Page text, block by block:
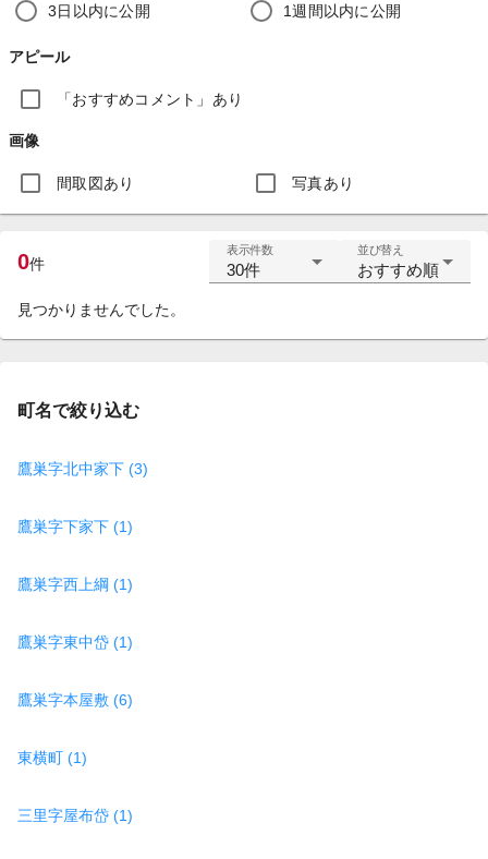
3日以内に公開 1週間以内に公開
アピール
「おすすめコメント」あり
画像
間取図あり 写真あり
0件
表示件数
30件
並び替え
おすすめ順
見つかりませんでした。
町名で絞り込む
鷹巣字北中家下 (3)
鷹巣字下家下 (1)
鷹巣字西上綱 (1)
鷹巣字東中岱 (1)
鷹巣字本屋敷 (6)
東横町 (1)
三里字屋布岱 (1)